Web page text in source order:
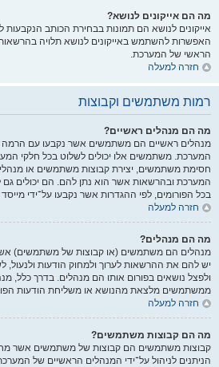
מה הם אייקונים לנושא?
אייקונים לנושא הם תמונות בבחירת הכותב הנקבעות
האפשרות להשתמש באייקונים לנושא תלויה
הראשי של המערכת.
חזרה למעלה
רמות משתמשים וקבוצות
מה הם מנהלים ראשיים?
מנהלים ראשיים הם משתמשים אשר נקבעו עם הרמה
המערכת. משתמשים אלו יכולים לשלוט בכל חלקי
חסימת משתמשים, יצירת קבוצות משתמשים או
המערכת ובהרשאות אשר הוא נתן להם. הם יכולים גם
בכל הפורומים, לפי ההגדרות אשר נקבעו על־ידי
חזרה למעלה
מה הם מנהלים?
מנהלים הם משתמשים (או קבוצות של משתמשים)
יש להם את ההרשאות לערוך ולמחוק הודעות ולנעול,
ולפצל נושאים בפורום אותו הם מנהלים. בדרך כלל,
ממשתמשים מלצאת מהנושא או משליחת הודעות
חזרה למעלה
מה הם קבוצות משתמשים?
קבוצות משתמשים הם קבוצות של משתמשים אשר
הניתנים לניהול על־ידי המנהלים הראשיים של